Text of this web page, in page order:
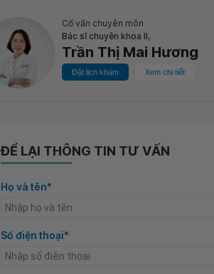
Cố vấn chuyên môn
Bác sĩ chuyên khoa II,
Trần Thị Mai Hương
Đặt lịch khám Xem chi tiết
ĐỂ LẠI THÔNG TIN TƯ VẤN
Họ và tên*
Số điện thoại*